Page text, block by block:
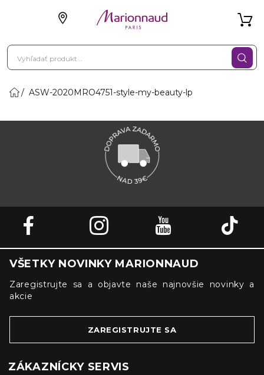
ASW-2020MRO4751-style-my-beauty-lp
VŠETKY NOVINKY MARIONNAUD
Zaregistrujte sa a objavte naše najnovšie novinky a
akcie
ZAREGISTRUJTE SA
ZÁKAZNÍCKY SERVIS